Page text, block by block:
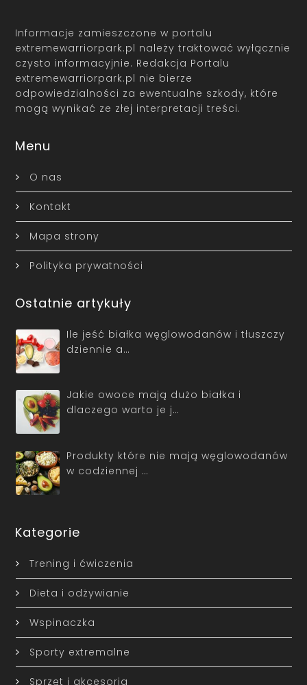
Informacje zamieszczone w portalu
extremewarriorpark.pl należy traktować wyłącznie
czysto informacyjnie. Redakcja Portalu
extremewarriorpark.pl nie bierze
odpowiedzialności za ewentualne szkody, które
mogą wynikać ze złej interpretacji treści.
Menu
O nas
Kontakt
Mapa strony
Polityka prywatności
Ostatnie artykuły
Ile jeść białka węglowodanów i tłuszczy
dziennie a…
Jakie owoce mają dużo białka i
dlaczego warto je j…
Produkty które nie mają węglowodanów
w codziennej …
Kategorie
Trening i ćwiczenia
Dieta i odżywianie
Wspinaczka
Sporty extremalne
Sprzęt i akcesoria